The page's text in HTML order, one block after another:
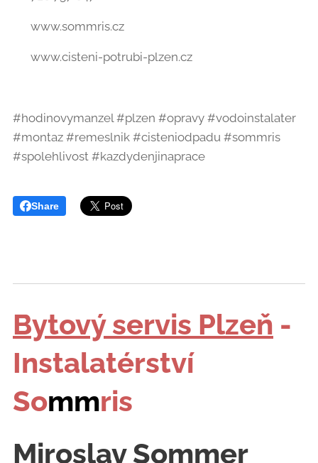
🌐 www.sommris.cz
🌐 www.cisteni-potrubi-plzen.cz
#hodinovymanzel #plzen #opravy #vodoinstalater
#montaz #remeslnik #cisteniodpadu #sommris
#spolehlivost #kazdydenjinaprace
Share
Bytový servis Plzeň -
Instalatérství
Sommris
Miroslav Sommer